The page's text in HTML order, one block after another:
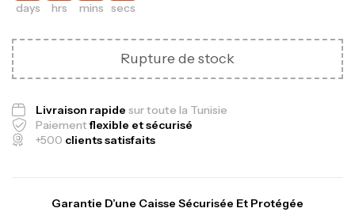
days hrs mins secs
Rupture de stock
Livraison rapide sur toute la Tunisie
Paiementflexible et sécurisé
+500 clients satisfaits
Garantie D’une Caisse Sécurisée Et Protégée